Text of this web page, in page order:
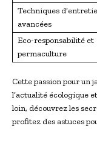
Techniques
avancées
Eco-responsabilité et
permaculture
Cette passion pour un
l’actualité écologique
loin, découvrez les
profitez des astuces